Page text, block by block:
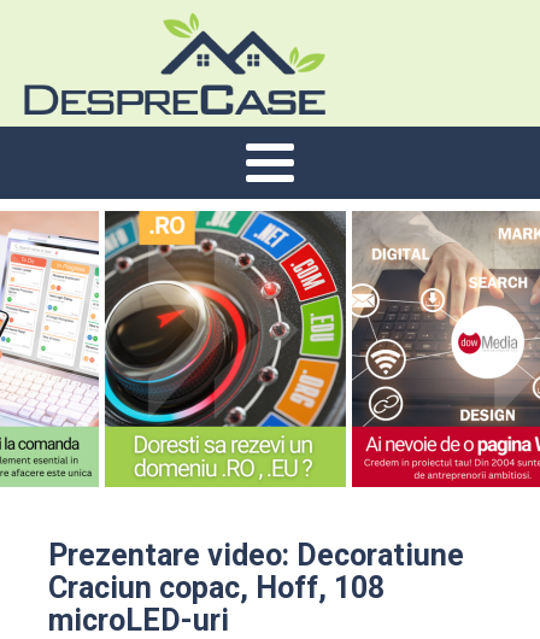
Prezentare video: Decoratiune
Craciun copac, Hoff, 108
microLED-uri